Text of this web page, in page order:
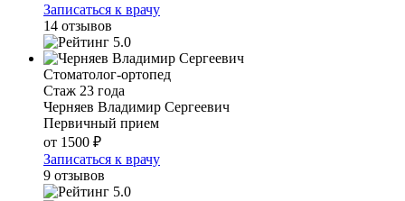
Записаться к врачу
14 отзывов
5.0
Стоматолог-ортопед
Стаж 23 года
Черняев Владимир Сергеевич
Первичный прием
от 1500 ₽
Записаться к врачу
9 отзывов
5.0